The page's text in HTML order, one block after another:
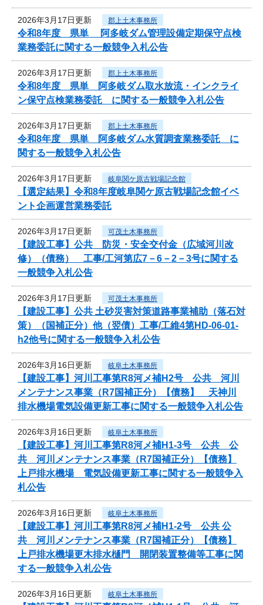
2026年3月17日更新 郡上土木事務所
令和8年度 県単 阿多岐ダム管理設備定期保守点検
業務委託に関する一般競争入札公告
2026年3月17日更新 郡上土木事務所
令和8年度 県単 阿多岐ダム取水放流・インクライ
ン保守点検業務委託 に関する一般競争入札公告
2026年3月17日更新 郡上土木事務所
令和8年度 県単 阿多岐ダム水質調査業務委託 に
関する一般競争入札公告
2026年3月17日更新 岐阜関ケ原古戦場記念館
【選定結果】令和8年度岐阜関ケ原古戦場記念館イベ
ント企画運営業務委託
2026年3月17日更新 可茂土木事務所
【建設工事】公共 防災・安全交付金（広域河川改
修）（債務） 工事/工河第広7－6－2－3号に関する
一般競争入札公告
2026年3月17日更新 可茂土木事務所
【建設工事】公共 土砂災害対策道路事業補助（落石対
策）（国補正分）他（翌債）工事/工維4第HD-06-01-
h2他号に関する一般競争入札公告
2026年3月16日更新 岐阜土木事務所
【建設工事】河川工事第R8河メ補H2号 公共 河川
メンテナンス事業（R7国補正分）【債務】 天神川
排水機場電気設備更新工事に関する一般競争入札公告
2026年3月16日更新 岐阜土木事務所
【建設工事】河川工事第R8河メ補H1-3号 公共 公
共 河川メンテナンス事業（R7国補正分）【債務】
上戸排水機場 電気設備更新工事に関する一般競争入
札公告
2026年3月16日更新 岐阜土木事務所
【建設工事】河川工事第R8河メ補H1-2号 公共 公
共 河川メンテナンス事業（R7国補正分）【債務】
上戸排水機場更木排水樋門 開閉装置整備等工事に関
する一般競争入札公告
2026年3月16日更新 岐阜土木事務所